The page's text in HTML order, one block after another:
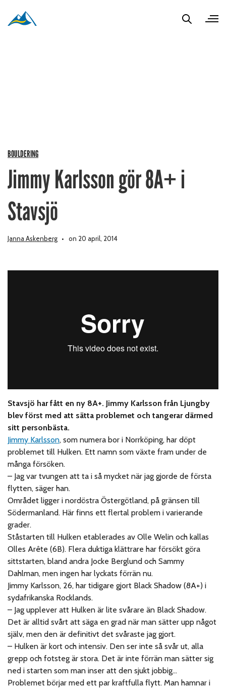
BOULDERING
Jimmy Karlsson gör 8A+ i
Stavsjö
Janna Askenberg on 20 april, 2014
Stavsjö har fått en ny 8A+. Jimmy Karlsson från Ljungby
blev först med att sätta problemet och tangerar därmed
sitt personbästa.
Jimmy Karlsson, som numera bor i Norrköping, har döpt
problemet till Hulken. Ett namn som växte fram under de
många försöken.
– Jag var tvungen att ta i så mycket när jag gjorde de första
flytten, säger han.
Området ligger i nordöstra Östergötland, på gränsen till
Södermanland. Här finns ett flertal problem i varierande
grader.
Ståstarten till Hulken etablerades av Olle Welin och kallas
Olles Arête (6B). Flera duktiga klättrare har försökt göra
sittstarten, bland andra Jocke Berglund och Sammy
Dahlman, men ingen har lyckats förrän nu.
Jimmy Karlsson, 26, har tidigare gjort Black Shadow (8A+) i
sydafrikanska Rocklands.
– Jag upplever att Hulken är lite svårare än Black Shadow.
Det är alltid svårt att säga en grad när man sätter upp något
själv, men den är definitivt det svåraste jag gjort.
– Hulken är kort och intensiv. Den ser inte så svår ut, alla
grepp och fotsteg är stora. Det är inte förrän man sätter sig
ned i starten som man inser att den sjukt jobbig…
Problemet börjar med ett par kraftfulla flytt. Man hamnar i